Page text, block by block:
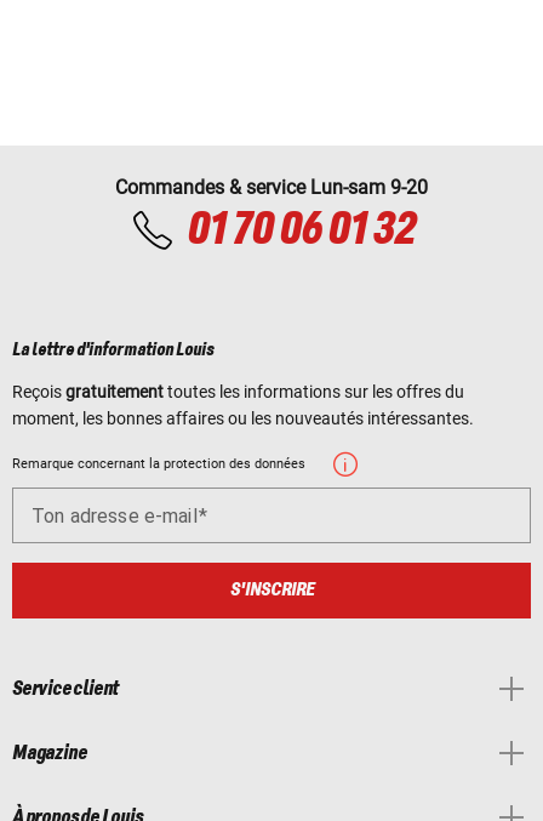
Commandes & service Lun-sam 9-20
01 70 06 01 32
La lettre d'information Louis
Reçoisgratuitementtoutes les informations sur les offres du
moment, les bonnes affaires ou les nouveautés intéressantes.
Remarque concernant la protection des données
Ton adresse e-mail
S'INSCRIRE
Service client
Magazine